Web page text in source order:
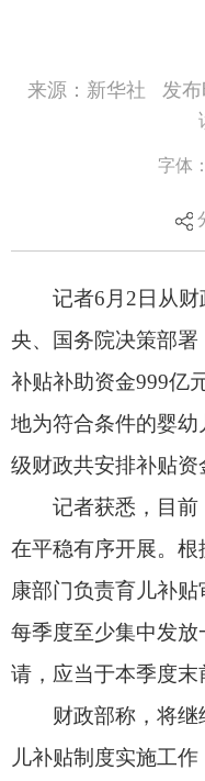
来源：新华社 发布
字体
记者6月2日从财政
央、国务院决策部署，
补贴补助资金999亿元、
地为符合条件的婴幼儿
记者获悉，目前，
在平稳有序开展。根据
康部门负责育儿补贴审
每季度至少集中发放一
财政部称，将继续会
儿补贴制度实施工作，
查，发挥政策作用，助